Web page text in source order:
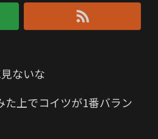
ないな
た上でコイツが1番バラン